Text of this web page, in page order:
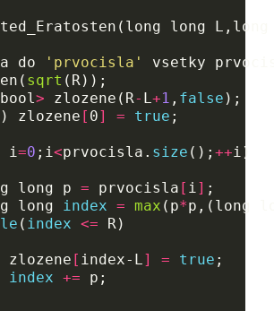
( long long L , long
do 'prvocisla' vsetky
( sqrt ( R ));
bool > zlozene ( R- L +1 , false );
) zlozene [ 0] = true ;
i =0 ; i <prvocisla . size (); ++i )
long p = prvocisla [ i ] ;
long index = max ( p*p ,( long
( index <= R )
zlozene [ index-L ] = true ;
index += p ;